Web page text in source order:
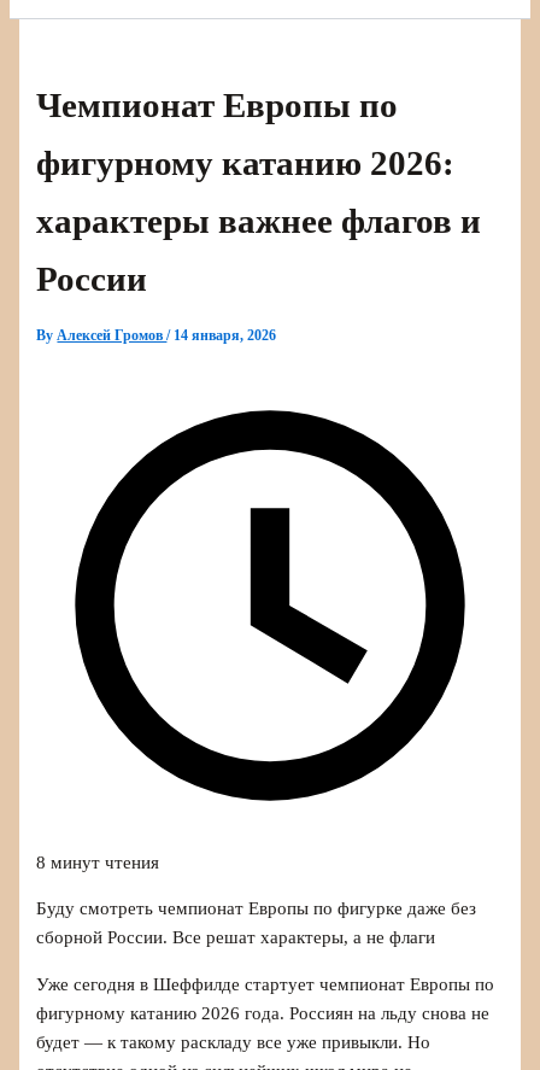
Чемпионат Европы по
фигурному катанию 2026:
характеры важнее флагов и
России
By Алексей Громов/ 14 января, 2026
8 минут чтения
Буду смотреть чемпионат Европы по фигурке даже без
сборной России. Все решат характеры, а не флаги
Уже сегодня в Шеффилде стартует чемпионат Европы по
фигурному катанию 2026 года. Россиян на льду снова не
будет — к такому раскладу все уже привыкли. Но